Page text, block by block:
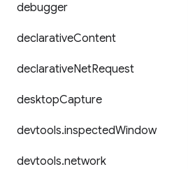
debugger
declarativeContent
declarativeNetRequest
desktopCapture
devtools.inspectedWindow
devtools.network